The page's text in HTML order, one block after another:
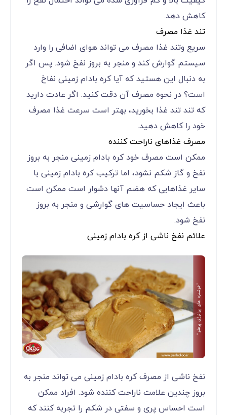
کاهش دهد.
تند غذا مصرف
سریع وتند غذا مصرف می تواند هوای اضافی را وارد
سیستم گوارش کند و منجر به بروز نفخ شود. پس اگر
به دنبال این هستید که آیا کره بادام زمینی نفاخ
است؟ در نحوه مصرف آن دقت کنید. اگر عادت دارید
که تند تند غذا بخورید، بهتر است سرعت غذا مصرف
خود را کاهش دهید.
مصرف غذاهای ناراحت کننده
ممکن است مصرف خود کره بادام زمینی منجر به بروز
نفخ و گاز شکم نشود، اما ترکیب کره بادام زمینی با
سایر غذاهایی که هضم آنها دشوار است ممکن است
باعث ایجاد حساسیت های گوارشی و منجر به بروز
نفخ شود.
علائم نفخ ناشی از کره بادام زمینی
نفخ ناشی از مصرف کره بادام زمینی می تواند منجر به
بروز چندین علامت ناراحت کننده شود. افراد ممکن
است احساس پری و سفتی در شکم را تجربه کنند که